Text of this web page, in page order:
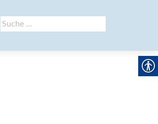
Suche
nach: